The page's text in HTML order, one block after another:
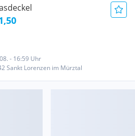
- 16:59 Uhr
Sankt Lorenzen im Mürztal